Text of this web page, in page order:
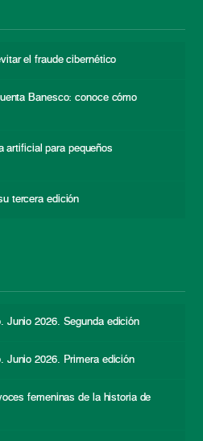
el fraude cibernético
Banesco: conoce cómo
artificial para pequeños
tercera edición
Junio 2026. Segunda edición
Junio 2026. Primera edición
femeninas de la historia de